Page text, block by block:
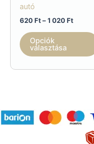
autó
620Ft – 1 020Ft
020 Ft
Opciók
választása